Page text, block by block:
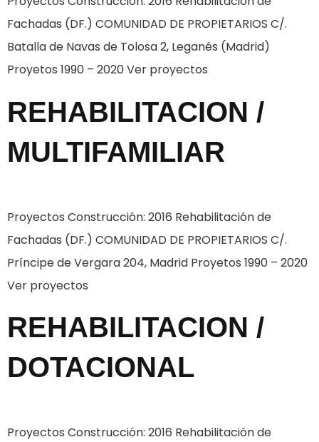
Fachadas (DF.) COMUNIDAD DE PROPIETARIOS C/.
Batalla de Navas de Tolosa 2, Leganés (Madrid)
Proyetos 1990 – 2020 Ver proyectos
REHABILITACION /
MULTIFAMILIAR
Proyectos Construcción: 2016 Rehabilitación de
Fachadas (DF.) COMUNIDAD DE PROPIETARIOS C/.
Príncipe de Vergara 204, Madrid Proyetos 1990 – 2020
Ver proyectos
REHABILITACION /
DOTACIONAL
Proyectos Construcción: 2016 Rehabilitación de